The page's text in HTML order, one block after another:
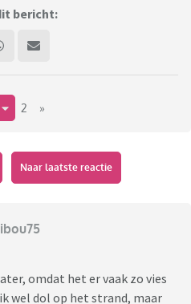
bericht:
2 »
Naar laatste reactie
omdat het er vaak zo vies
wel dol op het strand, maar